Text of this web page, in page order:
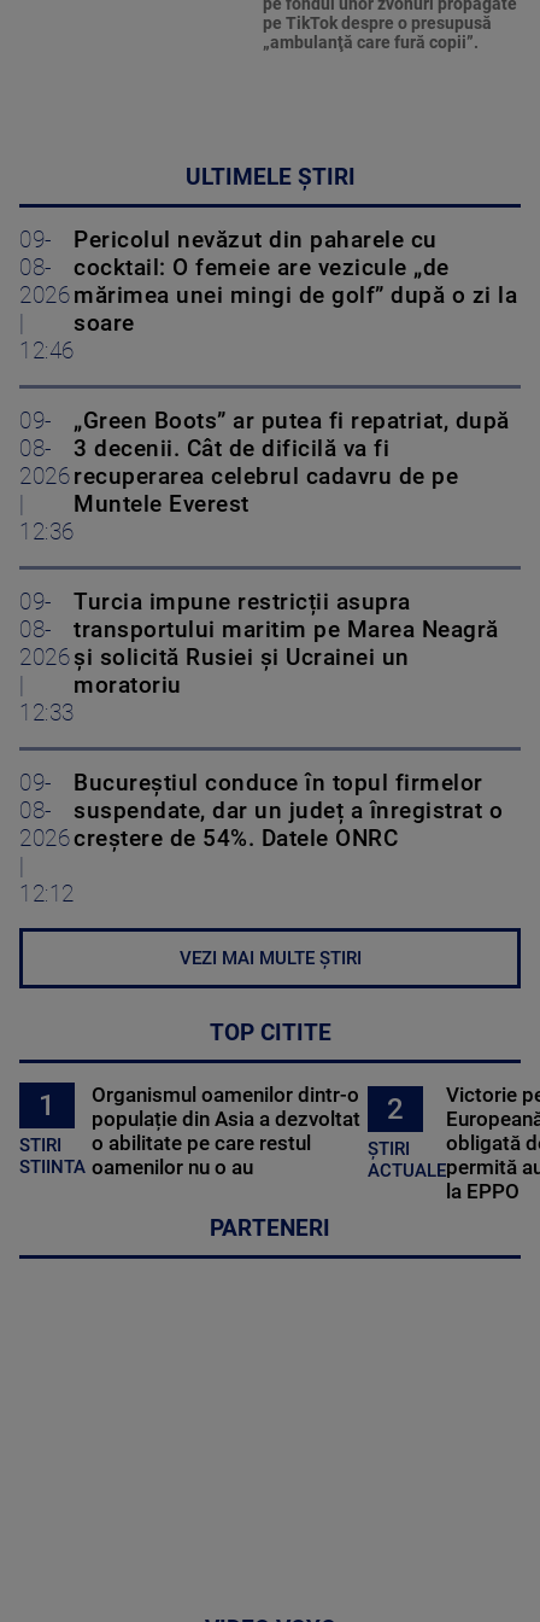
pe TikTok despre o presupusă
„ambulanţă care fură copii”.
ULTIMELE ȘTIRI
09-
08-
2026
12:46
Pericolul nevăzut din paharele cu
cocktail: O femeie are vezicule „de
mărimea unei mingi de golf” după o zi la
soare
09-
08-
2026
12:36
„Green Boots” ar putea fi repatriat, după
3 decenii. Cât de dificilă va fi
recuperarea celebrul cadavru de pe
Muntele Everest
09-
08-
2026
12:33
Turcia impune restricții asupra
transportului maritim pe Marea Neagră
și solicită Rusiei și Ucrainei un
moratoriu
09-
08-
2026
12:12
Bucureștiul conduce în topul firmelor
suspendate, dar un județ a înregistrat o
creștere de 54%. Datele ONRC
VEZI MAI MULTE ȘTIRI
TOP CITITE
1
STIRI
STIINTA
Organismul oamenilor dintr-o
populație din Asia a dezvoltat
o abilitate pe care restul
oamenilor nu o au
2
ȘTIRI
ACTUALE
Victorie
obligată
permită
la EPPO
PARTENERI